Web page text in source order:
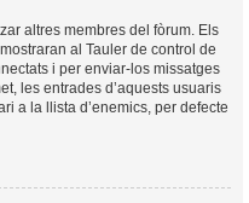
altres membres del fòrum. Els
al Tauler de control de
i per enviar-los missatges
les entrades d’aquests usuaris
a la llista d’enemics, per defecte